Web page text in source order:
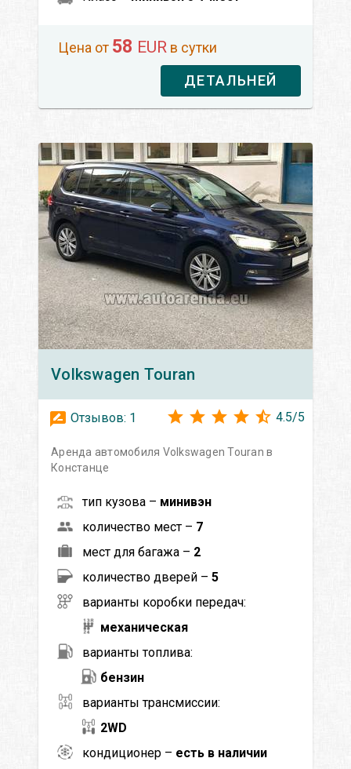
Цена от 58 EUR в сутки
ДЕТАЛЬНЕЙ
Volkswagen Touran
Отзывов: 1 4.5/5
Аренда автомобиля Volkswagen Touran в
Констанце
тип кузова – минивэн
количество мест – 7
мест для багажа – 2
количество дверей – 5
варианты коробки передач:
механическая
варианты топлива:
бензин
варианты трансмиссии:
2WD
кондиционер – есть в наличии